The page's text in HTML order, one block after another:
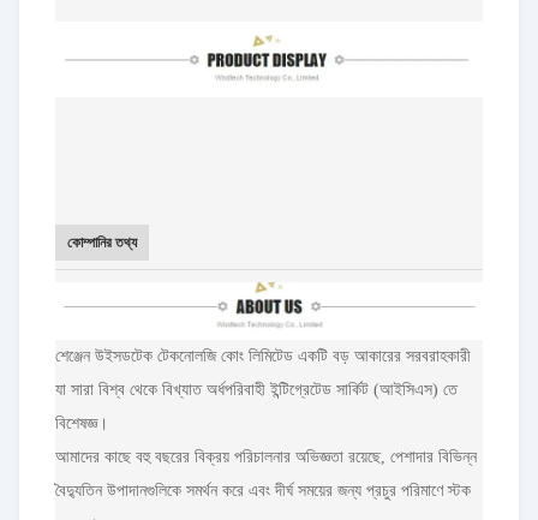
কোম্পানির তথ্য
শেঞ্জেন উইসডটেক টেকনোলজি কোং লিমিটেড একটি বড় আকারের সরবরাহকারী
যা সারা বিশ্ব থেকে বিখ্যাত অর্ধপরিবাহী ইন্টিগ্রেটেড সার্কিট (আইসিএস) তে
বিশেষজ্ঞ।
আমাদের কাছে বহু বছরের বিক্রয় পরিচালনার অভিজ্ঞতা রয়েছে, পেশাদার বিভিন্ন
বৈদ্যুতিন উপাদানগুলিকে সমর্থন করে এবং দীর্ঘ সময়ের জন্য প্রচুর পরিমাণে স্টক